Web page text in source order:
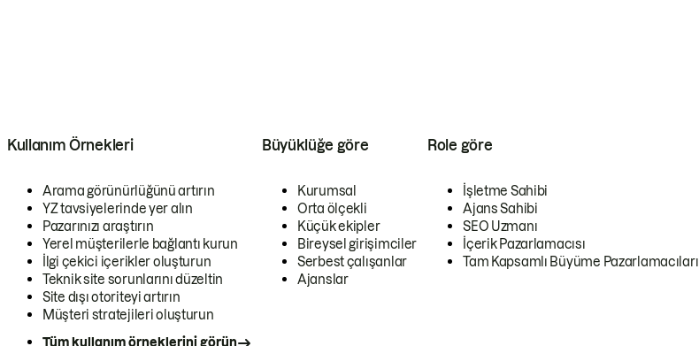
Kullanım Örnekleri
Arama görünürlüğünü artırın
YZ tavsiyelerinde yer alın
Pazarınızı araştırın
Yerel müşterilerle bağlantı kurun
İlgi çekici içerikler oluşturun
Teknik site sorunlarını düzeltin
Site dışı otoriteyi artırın
Müşteri stratejileri oluşturun
Tüm kullanım örneklerini görün
Büyüklüğe göre
Kurumsal
Orta ölçekli
Küçük ekipler
Bireysel girişimciler
Serbest çalışanlar
Ajanslar
Role göre
İşletme Sahibi
Ajans Sahibi
SEO Uzmanı
İçerik Pazarlamacısı
Tam Kapsamlı Büyüme Pazarlamacıları